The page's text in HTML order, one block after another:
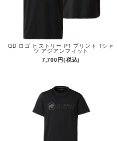
QD ロゴ ヒストリー P1 プリント Tシャ
ツ アジアンフィット
7,700円(税込)